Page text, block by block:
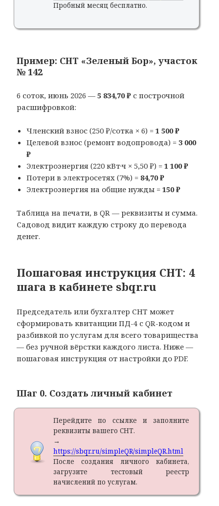
Пробный месяц бесплатно.
Пример: СНТ «Зеленый Бор», участок
№ 142
6 соток, июнь 2026 —5 834,70 ₽ с построчной
расшифровкой:
Членский взнос (250 ₽/сотка × 6) =1 500 ₽
Целевой взнос (ремонт водопровода) = 3 000
₽
Электроэнергия (220 кВт·ч × 5,50 ₽) =1 100 ₽
Потери в электросетях (7%) = 84,70 ₽
Электроэнергия на общие нужды =150 ₽
Таблица на печати, в QR — реквизиты и сумма.
Садовод видит каждую строку до перевода
денег.
Пошаговая инструкция СНТ: 4
шага в кабинете sbqr.ru
Председатель или бухгалтер СНТ может
сформировать квитанции ПД-4 с QR-кодом и
разбивкой по услугам для всего товарищества
— без ручной вёрстки каждого листа. Ниже —
пошаговая инструкция от настройки до PDF.
Шаг 0. Создать личный кабинет
Перейдите по ссылке и заполните
реквизиты вашего СНТ.
→
https://sbqr.ru/simpleQR/simpleQR.html
После создания личного кабинета,
загрузите тестовый реестр
начислений по услугам.